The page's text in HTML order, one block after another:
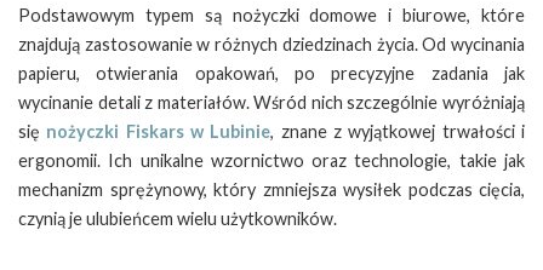
Podstawowym typem są nożyczki domowe i biurowe, które
znajdują zastosowanie w różnych dziedzinach życia. Od wycinania
papieru, otwierania opakowań, po precyzyjne zadania jak
wycinanie detali z materiałów. Wśród nich szczególnie wyróżniają
się nożyczki Fiskars w Lubinie, znane z wyjątkowej trwałości i
ergonomii. Ich unikalne wzornictwo oraz technologie, takie jak
mechanizm sprężynowy, który zmniejsza wysiłek podczas cięcia,
czynią je ulubieńcem wielu użytkowników.